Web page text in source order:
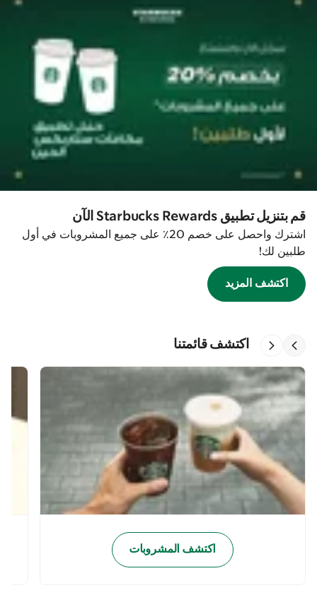
قم بتنزيل تطبيق Starbucks Rewards الآن
اشترك واحصل على خصم 20٪ على جميع المشروبات في أول
طلبين لك!
اكتشف المزيد
اكتشف قائمتنا
اكتشف المشروبات